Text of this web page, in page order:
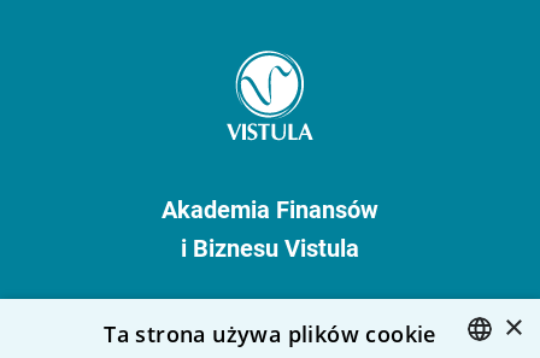
Akademia Finansów
i Biznesu Vistula
ul. Stokłosy 3
02-787 Warszawa
×
Ta strona używa plików cookie